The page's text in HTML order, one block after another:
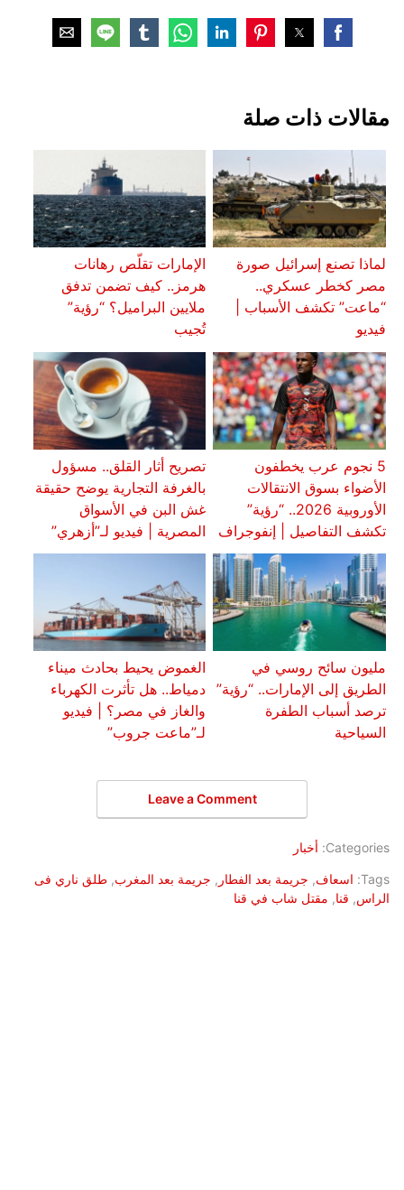
مقالات ذات صلة
لماذا تصنع إسرائيل صورة
مصر كخطر عسكري..
“ماعت” تكشف الأسباب |
فيديو
الإمارات تقلّص رهانات
هرمز.. كيف تضمن تدفق
ملايين البراميل؟ “رؤية”
تُجيب
5 نجوم عرب يخطفون
الأضواء بسوق الانتقالات
الأوروبية 2026.. “رؤية”
تكشف التفاصيل | إنفوجراف
تصريح أثار القلق.. مسؤول
بالغرفة التجارية يوضح حقيقة
غش البن في الأسواق
المصرية | فيديو لـ”أزهري”
مليون سائح روسي في
الطريق إلى الإمارات.. “رؤية”
ترصد أسباب الطفرة
السياحية
الغموض يحيط بحادث ميناء
دمياط.. هل تأثرت الكهرباء
والغاز في مصر؟ | فيديو
لـ”ماعت جروب”
Leave a Comment
Categories: أخبار
Tags: اسعاف, جريمة بعد الفطار , جريمة بعد المغرب, طلق ناري فى
الراس, قنا, مقتل شاب في قنا